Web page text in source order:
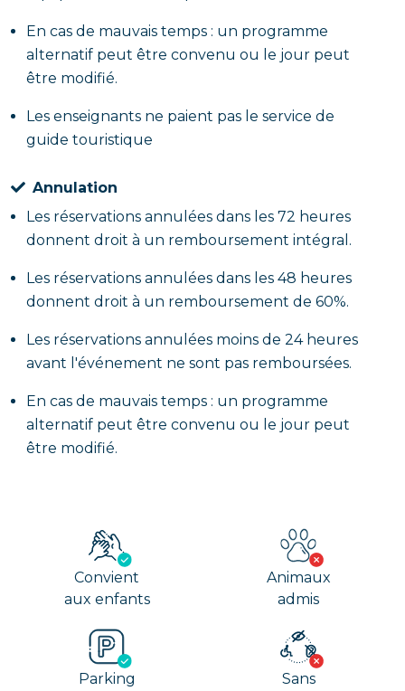
En cas de mauvais temps : un programme
alternatif peut être convenu ou le jour peut
être modifié.
Les enseignants ne paient pas le service de
guide touristique
Annulation
Les réservations annulées dans les 72 heures
donnent droit à un remboursement intégral.
Les réservations annulées dans les 48 heures
donnent droit à un remboursement de 60%.
Les réservations annulées moins de 24 heures
avant l'événement ne sont pas remboursées.
En cas de mauvais temps : un programme
alternatif peut être convenu ou le jour peut
être modifié.
Convient
aux enfants
Animaux
admis
Parking
Sans